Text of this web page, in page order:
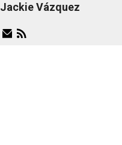
Jackie Vázquez